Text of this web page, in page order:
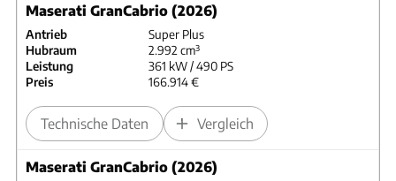
Maserati GranCabrio (2026)
Antrieb
Super Plus
Hubraum
2.992 cm³
Leistung
361 kW / 490 PS
Preis
166.914 €
Technische Daten Vergleich
Maserati GranCabrio (2026)